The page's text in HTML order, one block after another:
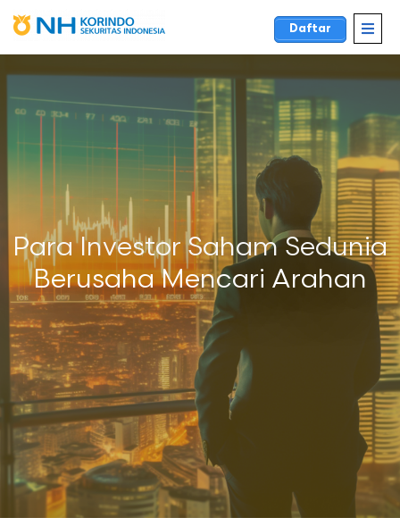
Daftar
Para Investor Saham Sedunia
Berusaha Mencari Arahan